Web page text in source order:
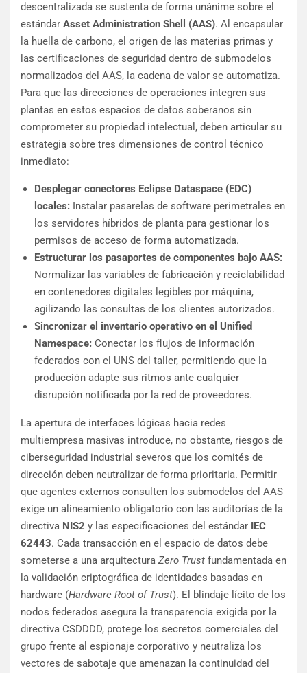
descentralizada se sustenta de forma unánime sobre el
estándar Asset Administration Shell (AAS). Al encapsular
la huella de carbono, el origen de las materias primas y
las certificaciones de seguridad dentro de submodelos
normalizados del AAS, la cadena de valor se automatiza.
Para que las direcciones de operaciones integren sus
plantas en estos espacios de datos soberanos sin
comprometer su propiedad intelectual, deben articular su
estrategia sobre tres dimensiones de control técnico
inmediato:
Desplegar conectores Eclipse Dataspace (EDC)
locales: Instalar pasarelas de software perimetrales en
los servidores híbridos de planta para gestionar los
permisos de acceso de forma automatizada.
Estructurar los pasaportes de componentes bajo AAS:
Normalizar las variables de fabricación y reciclabilidad
en contenedores digitales legibles por máquina,
agilizando las consultas de los clientes autorizados.
Sincronizar el inventario operativo en el Unified
Namespace: Conectar los flujos de información
federados con el UNS del taller, permitiendo que la
producción adapte sus ritmos ante cualquier
disrupción notificada por la red de proveedores.
La apertura de interfaces lógicas hacia redes
multiempresa masivas introduce, no obstante, riesgos de
ciberseguridad industrial severos que los comités de
dirección deben neutralizar de forma prioritaria. Permitir
que agentes externos consulten los submodelos del AAS
exige un alineamiento obligatorio con las auditorías de la
directiva NIS2 y las especificaciones del estándar IEC
62443. Cada transacción en el espacio de datos debe
someterse a una arquitectura Zero Trust fundamentada en
la validación criptográfica de identidades basadas en
hardware (Hardware Root of Trust). El blindaje lícito de los
nodos federados asegura la transparencia exigida por la
directiva CSDDDD, protege los secretos comerciales del
grupo frente al espionaje corporativo y neutraliza los
vectores de sabotaje que amenazan la continuidad del